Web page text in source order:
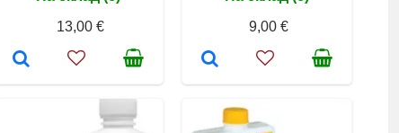
13,00 €
9,00 €